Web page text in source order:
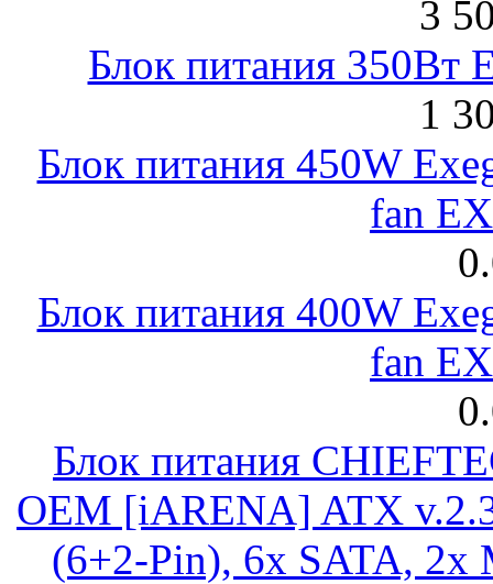
3
Блок питания 350Вт
1
Блок питания 450W
fan
Блок питания 400W
fan
Блок питания
OEM [iARENA] ATX
(6+2-Pin), 6x SATA, 2x